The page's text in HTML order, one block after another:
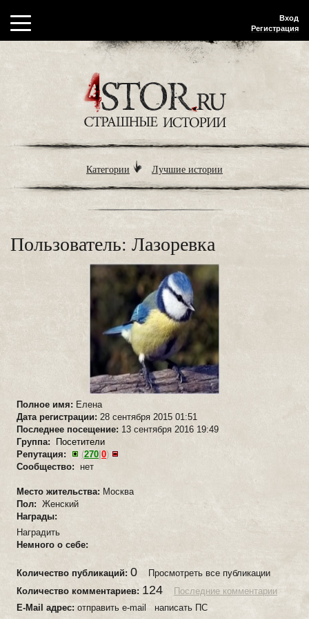
Вход
Регистрация
Категории Лучшие истории
Пользователь: Лазоревка
Полное имя: Елена
Дата регистрации: 28 сентября 2015 01:51
Последнее посещение: 13 сентября 2016 19:49
Группа:
Посетители
Репутация:
(270 0)
Сообщество: нет
Место жительства: Москва
Пол: Женский
Награды:
Наградить
Немного о себе:
Количество публикаций: 0 Просмотреть все публикации
Количество комментариев: 124
Последние комментарии
E-Mail адрес: отправить e-mail написать ПС